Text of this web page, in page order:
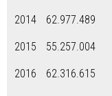
2014
62.977.489
2015
55.257.004
2016
62.316.615